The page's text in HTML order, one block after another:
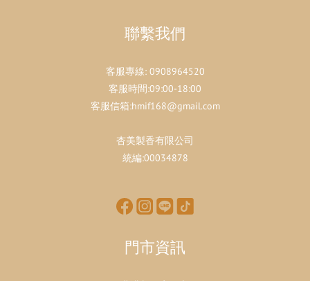
聯繫我們
客服專線: 0908964520
客服時間:09:00-18:00
客服信箱:hmif168@gmail.com
杏美製香有限公司
統編:00034878
門市資訊